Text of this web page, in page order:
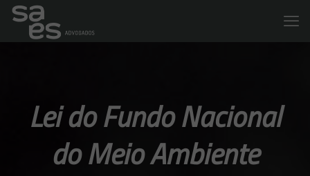
Lei do Fundo Nacional
do Meio Ambiente